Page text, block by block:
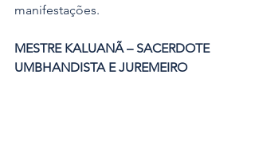
manifestações.
MESTRE KALUANÃ – SACERDOTE
UMBHANDISTA E JUREMEIRO